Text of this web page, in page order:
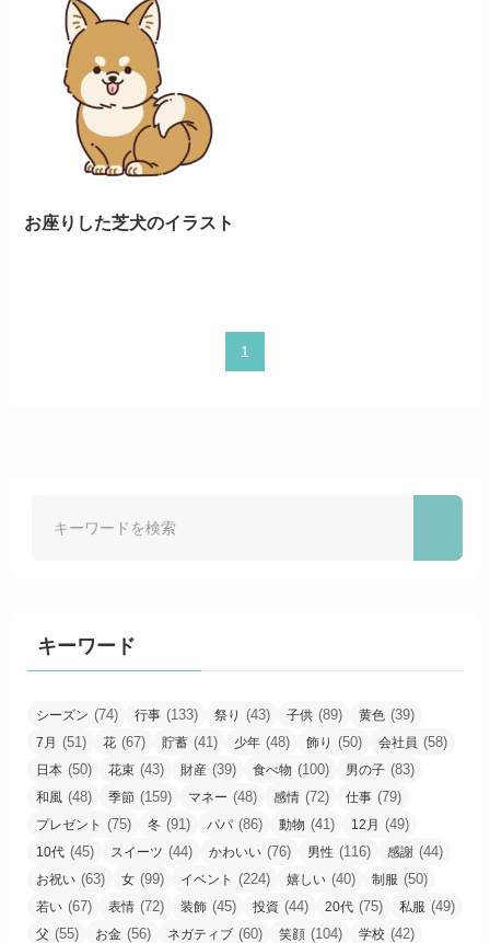
お座りした芝犬のイラスト
1
キーワード
シーズン (74) 行事 (133) 祭り (43) 子供 (89) 黄色 (39)
7月 (51) 花 (67) 貯蓄 (41) 少年 (48) 飾り (50) 会社員 (58)
日本 (50) 花束 (43) 財産 (39) 食べ物 (100) 男の子 (83)
和風 (48) 季節 (159) マネー (48) 感情 (72) 仕事 (79)
プレゼント (75) 冬 (91) パパ (86) 動物 (41) 12月 (49)
10代 (45) スイーツ (44) かわいい (76) 男性 (116) 感謝 (44)
お祝い (63) 女 (99) イベント (224) 嬉しい (40) 制服 (50)
若い (67) 表情 (72) 装飾 (45) 投資 (44) 20代 (75) 私服 (49)
父 (55) お金 (56) ネガティブ (60) 笑顔 (104) 学校 (42)